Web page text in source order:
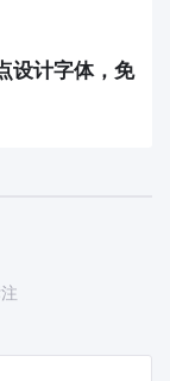
设计字体，免